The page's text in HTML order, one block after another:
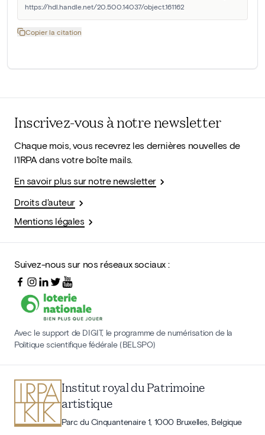
https://hdl.handle.net/20.500.14037/object.161162
Copier la citation
Inscrivez-vous à notre newsletter
Chaque mois, vous recevrez les dernières nouvelles de
l'IRPA dans votre boîte mails.
En savoir plus sur notre newsletter
Droits d'auteur
Mentions légales
Suivez-nous sur nos réseaux sociaux :
Avec le support de DIGIT, le programme de numérisation de la
Politique scientifique fédérale (BELSPO)
Institut royal du Patrimoine
artistique
Parc du Cinquantenaire 1, 1000 Bruxelles, Belgique